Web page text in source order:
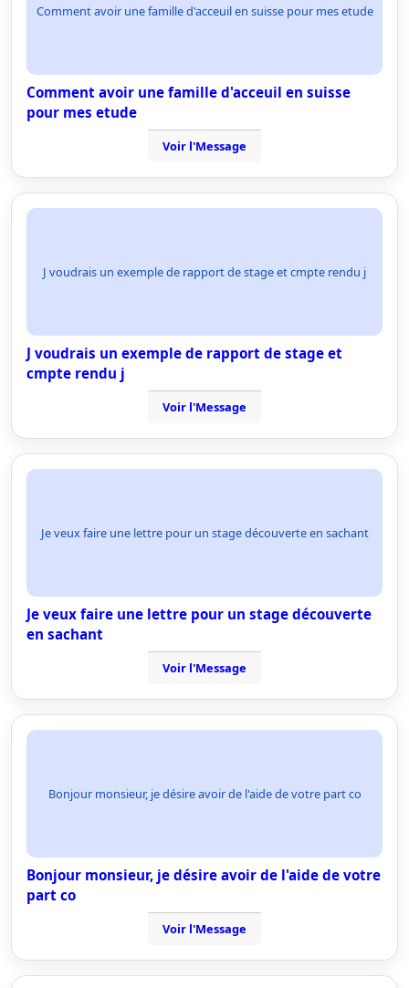
Comment avoir une famille d'acceuil en suisse pour mes etude
Comment avoir une famille d'acceuil en suisse
pour mes etude
Voir l'Message
J voudrais un exemple de rapport de stage et cmpte rendu j
J voudrais un exemple de rapport de stage et
cmpte rendu j
Voir l'Message
Je veux faire une lettre pour un stage découverte en sachant
Je veux faire une lettre pour un stage découverte
en sachant
Voir l'Message
Bonjour monsieur, je désire avoir de l'aide de votre part co
Bonjour monsieur, je désire avoir de l'aide de votre
part co
Voir l'Message